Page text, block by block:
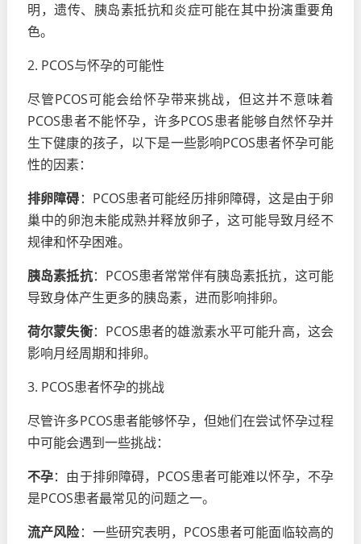
明，遗传、胰岛素抵抗和炎症可能在其中扮演重要角
色。
2. PCOS与怀孕的可能性
尽管PCOS可能会给怀孕带来挑战，但这并不意味着
PCOS患者不能怀孕，许多PCOS患者能够自然怀孕并
生下健康的孩子，以下是一些影响PCOS患者怀孕可能
性的因素：
排卵障碍：PCOS患者可能经历排卵障碍，这是由于卵
巢中的卵泡未能成熟并释放卵子，这可能导致月经不
规律和怀孕困难。
胰岛素抵抗：PCOS患者常常伴有胰岛素抵抗，这可能
导致身体产生更多的胰岛素，进而影响排卵。
荷尔蒙失衡：PCOS患者的雄激素水平可能升高，这会
影响月经周期和排卵。
3. PCOS患者怀孕的挑战
尽管许多PCOS患者能够怀孕，但她们在尝试怀孕过程
中可能会遇到一些挑战：
不孕：由于排卵障碍，PCOS患者可能难以怀孕，不孕
是PCOS患者最常见的问题之一。
流产风险：一些研究表明，PCOS患者可能面临较高的